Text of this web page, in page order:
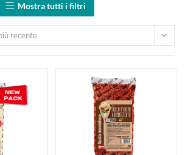
Mostra tutti i filtri
recente